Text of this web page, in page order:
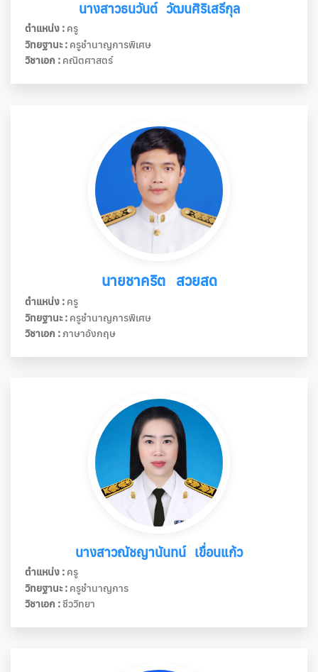
นางสาวธนวันต์ วัฒนศิริเสรีกุล
ตำแหน่ง : ครู
วิทยฐานะ : ครูชำนาญการพิเศษ
วิชาเอก : คณิตศาสตร์
นายชาคริต สวยสด
ตำแหน่ง : ครู
วิทยฐานะ : ครูชำนาญการพิเศษ
วิชาเอก :ภาษาอังกฤษ
นางสาวณัชญานันทน์ เขื่อนแก้ว
ตำแหน่ง : ครู
วิทยฐานะ : ครูชำนาญการ
วิชาเอก :ชีววิทยา